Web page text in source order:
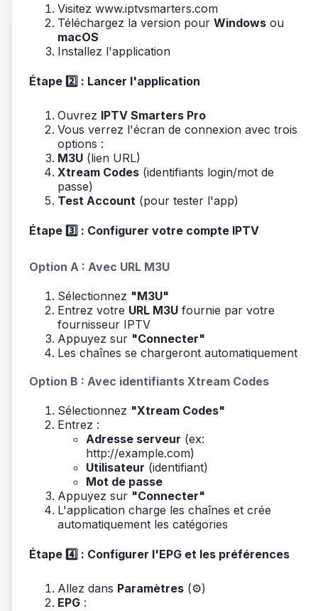
Visitez www.iptvsmarters.com
Téléchargez la version pour Windows ou
macOS
Installez l'application
Étape 2️⃣ : Lancer l'application
Ouvrez IPTV Smarters Pro
Vous verrez l'écran de connexion avec trois
options :
M3U (lien URL)
Xtream Codes (identifiants login/mot de
passe)
Test Account (pour tester l'app)
Étape 3️⃣ : Configurer votre compte IPTV
Option A : Avec URL M3U
Sélectionnez "M3U"
Entrez votre URL M3U fournie par votre
fournisseur IPTV
Appuyez sur "Connecter"
Les chaînes se chargeront automatiquement
Option B : Avec identifiants Xtream Codes
Sélectionnez "Xtream Codes"
Entrez :
Adresse serveur (ex:
http://example.com)
Utilisateur (identifiant)
Mot de passe
Appuyez sur "Connecter"
L'application charge les chaînes et crée
automatiquement les catégories
Étape 4️⃣ : Configurer l'EPG et les préférences
Allez dans Paramètres (⚙️)
EPG :